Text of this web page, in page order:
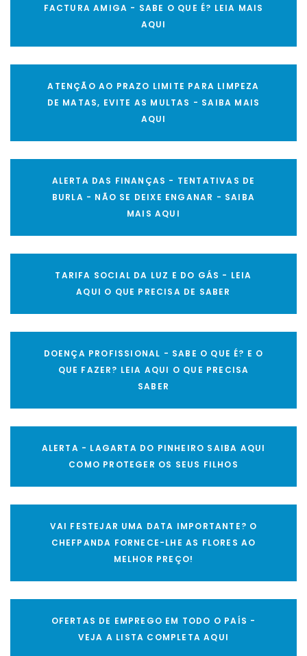
FACTURA AMIGA - SABE O QUE É? LEIA MAIS
AQUI
ATENÇÃO AO PRAZO LIMITE PARA LIMPEZA
DE MATAS, EVITE AS MULTAS - SAIBA MAIS
AQUI
ALERTA DAS FINANÇAS - TENTATIVAS DE
BURLA - NÃO SE DEIXE ENGANAR - SAIBA
MAIS AQUI
TARIFA SOCIAL DA LUZ E DO GÁS - LEIA
AQUI O QUE PRECISA DE SABER
DOENÇA PROFISSIONAL - SABE O QUE É? E O
QUE FAZER? LEIA AQUI O QUE PRECISA
SABER
ALERTA - LAGARTA DO PINHEIRO SAIBA AQUI
COMO PROTEGER OS SEUS FILHOS
VAI FESTEJAR UMA DATA IMPORTANTE? O
CHEFPANDA FORNECE-LHE AS FLORES AO
MELHOR PREÇO!
OFERTAS DE EMPREGO EM TODO O PAÍS -
VEJA A LISTA COMPLETA AQUI